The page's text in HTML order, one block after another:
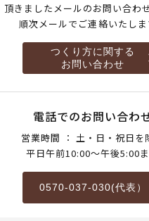
頂きましたメールのお問い合わ
順次メールでご連絡いたしま
つくり方に関する
お問い合わせ
電話でのお問い合わ
営業時間 ： 土・日・祝日を
平日午前10:00～午後5:00
0570-037-030(代表）